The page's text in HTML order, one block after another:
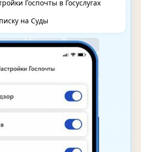
Госпочты в Госуслугах
на Суды